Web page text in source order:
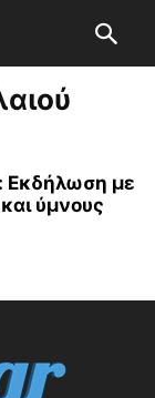
Εκδήλωση με
ύμνους